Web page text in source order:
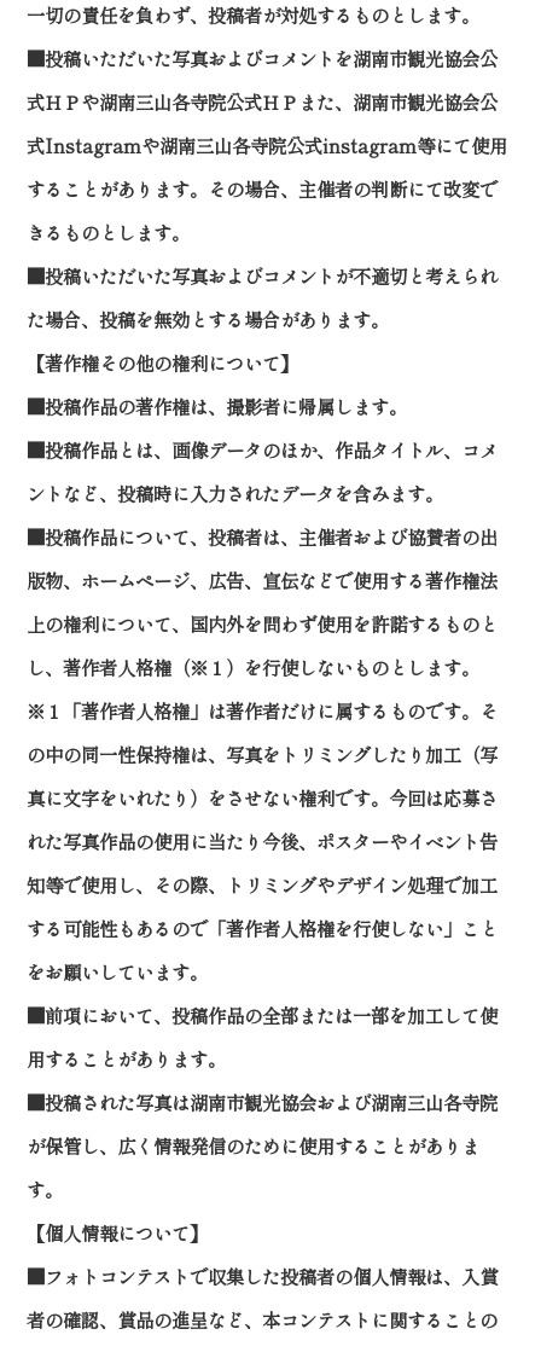
一切の責任を負わず、投稿者が対処するものとします。
■投稿いただいた写真およびコメントを湖南市観光協会公
式ＨＰや湖南三山各寺院公式ＨＰまた、湖南市観光協会公
式Instagramや湖南三山各寺院公式instagram等にて使用
することがあります。その場合、主催者の判断にて改変で
きるものとします。
■投稿いただいた写真およびコメントが不適切と考えられ
た場合、投稿を無効とする場合があります。
【著作権その他の権利について】
■投稿作品の著作権は、撮影者に帰属します。
■投稿作品とは、画像データのほか、作品タイトル、コメ
ントなど、投稿時に入力されたデータを含みます。
■投稿作品について、投稿者は、主催者および協賛者の出
版物、ホームページ、広告、宣伝などで使用する著作権法
上の権利について、国内外を問わず使用を許諾するものと
し、著作者人格権（※１）を行使しないものとします。
※１「著作者人格権」は著作者だけに属するものです。そ
の中の同一性保持権は、写真をトリミングしたり加工（写
真に文字をいれたり）をさせない権利です。今回は応募さ
れた写真作品の使用に当たり今後、ポスターやイベント告
知等で使用し、その際、トリミングやデザイン処理で加工
する可能性もあるので「著作者人格権を行使しない」こと
をお願いしています。
■前項において、投稿作品の全部または一部を加工して使
用することがあります。
■投稿された写真は湖南市観光協会および湖南三山各寺院
が保管し、広く情報発信のために使用することがありま
す。
【個人情報について】
■フォトコンテストで収集した投稿者の個人情報は、入賞
者の確認、賞品の進呈など、本コンテストに関することの